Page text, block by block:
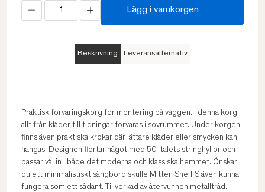
Lägg i varukorgen
Beskrivning Leveransalternativ
Praktisk förvaringskorg för montering på väggen. I denna korg
allt från kläder till tidningar förvaras i sovrummet. Under korgen
finns även praktiska krokar där lättare kläder eller smycken kan
hängas. Designen flörtar något med 50-talets stringhyllor och
passar väl in i både det moderna och klassiska hemmet. Önskar
du ett minimalistiskt sängbord skulle Mitten Shelf S även kunna
fungera som ett sådant. Tillverkad av återvunnen metalltråd.